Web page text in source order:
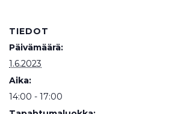
TIEDOT
Päivämäärä:
1.6.2023
Aika:
14:00 - 17:00